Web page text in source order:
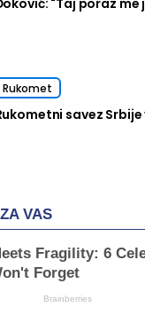
"Taj poraz me
Rukomet
savez
VAS
Fragility: 6
Forget
Brainberries